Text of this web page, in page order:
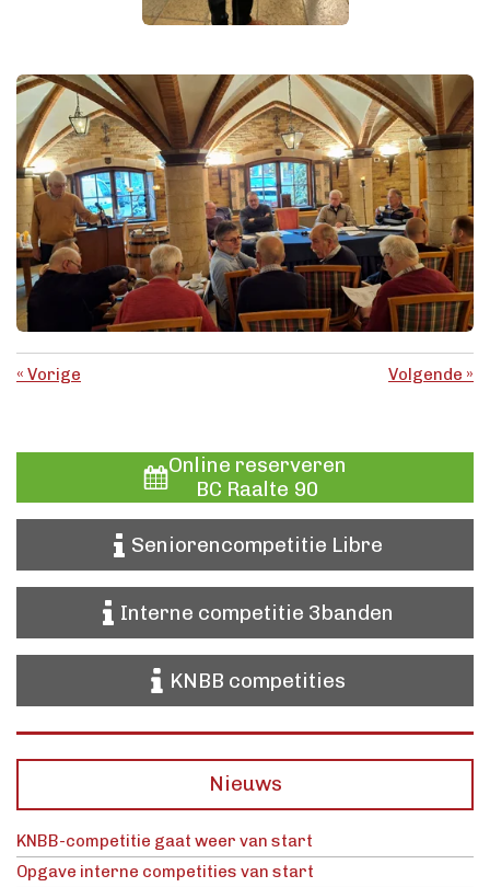
« Vorige Volgende »
Online reserveren
BC Raalte 90
Seniorencompetitie Libre
Interne competitie 3banden
KNBB competities
Nieuws
KNBB-competitie gaat weer van start
Opgave interne competities van start